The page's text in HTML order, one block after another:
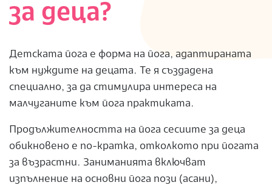
за деца?
Детската йога е форма на йога, адаптираната
към нуждите на децата. Те я създадена
специално, за да стимулира интереса на
малчуганите към йога практиката.
Продължителността на йога сесиите за деца
обикновено е по-кратка, отколкото при йогата
за възрастни. Заниманията включват
изпълнение на основни йога пози (асани),